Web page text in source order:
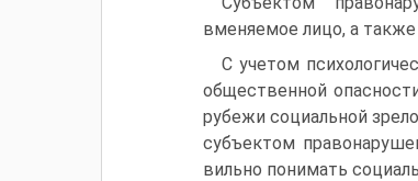
вменяемое лицо, а
С учетом
общественной
рубежи социальной
субъектом
вильно понимать